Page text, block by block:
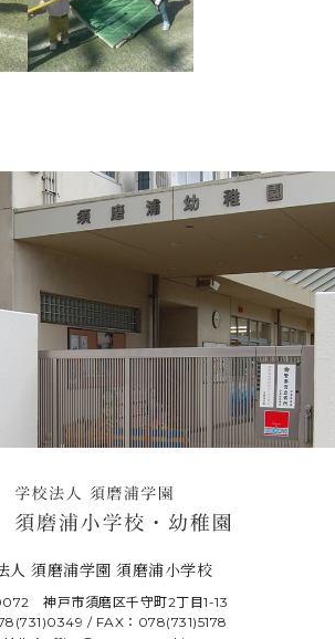
人 須磨浦学園 須磨浦小学校
神戸市須磨区千守町2丁目1-13
/ FAX：078(731)5178